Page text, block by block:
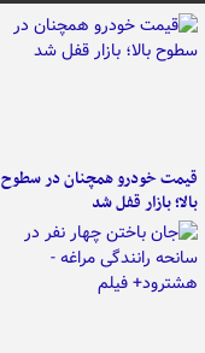
قیمت خودرو همچنان در سطوح
بالا؛ بازار قفل شد